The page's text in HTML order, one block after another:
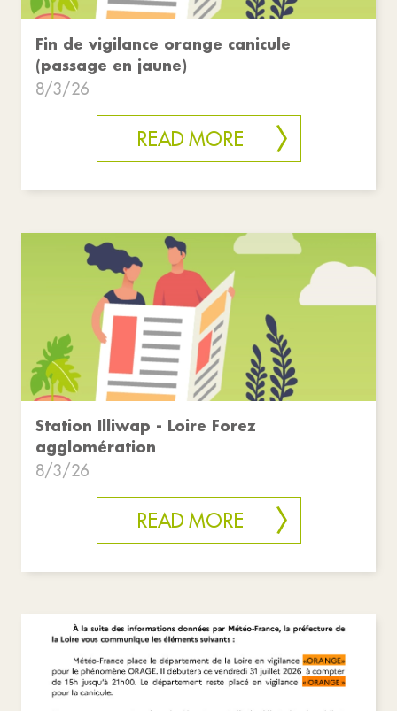
Fin de vigilance orange canicule
(passage en jaune)
8/3/26
READ MORE
Station Illiwap - Loire Forez
agglomération
8/3/26
READ MORE